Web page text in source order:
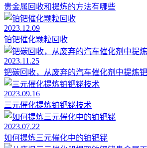
贵金属回收和提炼的方法有哪些
2023.12.09
铂钯催化颗粒回收
2023.11.25
钯碳回收，从废弃的汽车催化剂中提炼钯
2023.09.16
三元催化提炼铂钯铑技术
2023.07.22
如何提炼三元催化中的铂钯铑